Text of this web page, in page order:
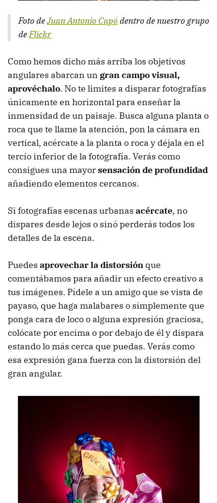
Foto deJuan Antonio Capódentro de nuestro grupo
deFlickr
Como hemos dicho más arriba los objetivos
angulares abarcan un gran campo visual,
aprovéchalo. No te limites a disparar fotografías
únicamente en horizontal para enseñar la
inmensidad de un paisaje. Busca alguna planta o
roca que te llame la atención, pon la cámara en
vertical, acércate a la planta o roca y déjala en el
tercio inferior de la fotografía. Verás como
consigues una mayorsensación de profundidad
añadiendo elementos cercanos.
Si fotografías escenas urbanas acércate, no
dispares desde lejos o sinó perderás todos los
detalles de la escena.
Puedes aprovechar la distorsión que
comentábamos para añadir un efecto creativo a
tus imágenes. Pídele a un amigo que se vista de
payaso, que haga malabares o simplemente que
ponga cara de loco o alguna expresión graciosa,
colócate por encima o por debajo de él y dispara
estando lo más cerca que puedas. Verás como
esa expresión gana fuerza con la distorsión del
gran angular.